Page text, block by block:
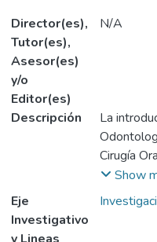
Director(es),
Tutor(es),
Asesor(es)
y/o
Editor(es)
N/A
Descripción
La
Cirugía
mucho
solución
evitando
Show
Eje
Investigativo